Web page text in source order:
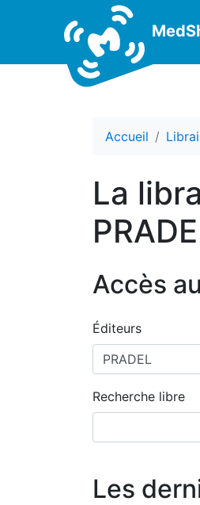
Accueil
La
Accès
Éditeurs
Recherche libre
Les